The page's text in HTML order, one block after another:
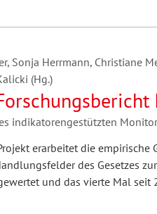
Sonja Herrmann, Christiane
(Hg.)
indikatorengestützten
erarbeitet die
des Gesetzes
und das vierte Mal seit